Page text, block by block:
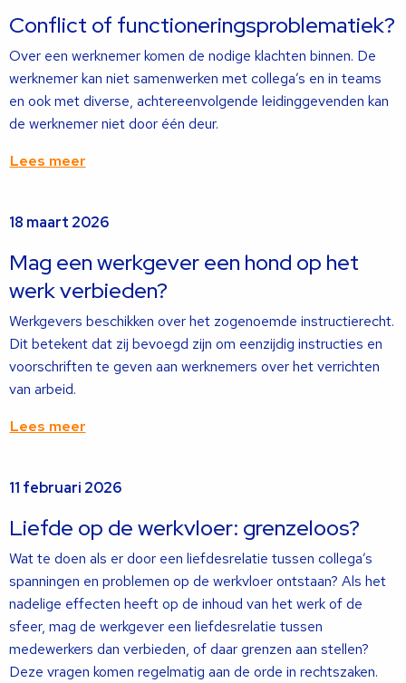
Conflict of functioneringsproblematiek?
Over een werknemer komen de nodige klachten binnen. De
werknemer kan niet samenwerken met collega’s en in teams
en ook met diverse, achtereenvolgende leidinggevenden kan
de werknemer niet door één deur.
Lees meer
meer
18 maart 2026
Mag een werkgever een hond op het
werk verbieden?
Werkgevers beschikken over het zogenoemde instructierecht.
Dit betekent dat zij bevoegd zijn om eenzijdig instructies en
voorschriften te geven aan werknemers over het verrichten
van arbeid.
Lees meer
meer
11 februari 2026
Liefde op de werkvloer: grenzeloos?
Wat te doen als er door een liefdesrelatie tussen collega’s
spanningen en problemen op de werkvloer ontstaan? Als het
nadelige effecten heeft op de inhoud van het werk of de
sfeer, mag de werkgever een liefdesrelatie tussen
medewerkers dan verbieden, of daar grenzen aan stellen?
Deze vragen komen regelmatig aan de orde in rechtszaken.